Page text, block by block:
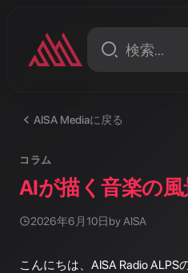
くて痛い？AISA Mediaに戻る
コラム
AIが描く音楽の
2026年6月10日 by AISA
こんにちは、AISA Radio